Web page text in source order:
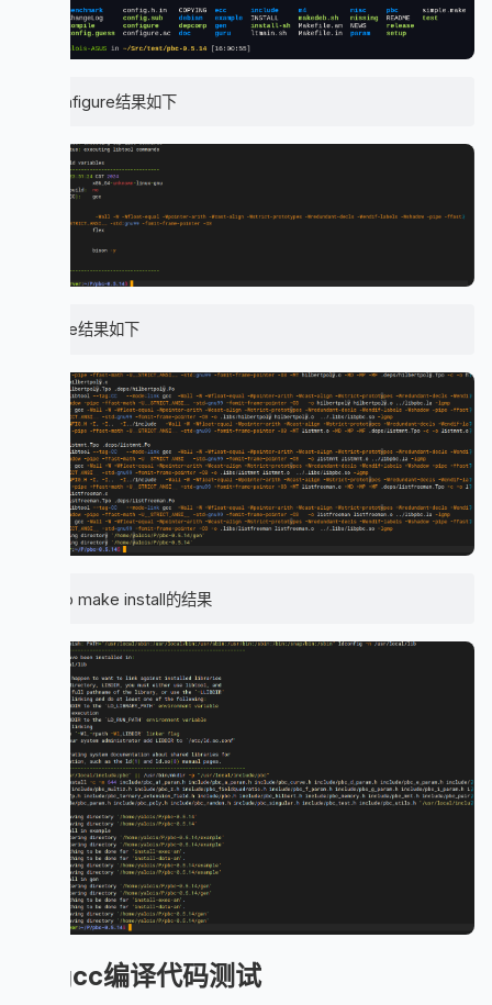
./configure结果如下
make结果如下
sudo make install的结果
4.gcc编译代码测试